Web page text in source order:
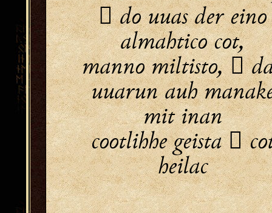
 do uuas der eino
almahtico cot,
manno miltisto, 
uuarun auh
mit inan
cootlihhe geista 
heilac